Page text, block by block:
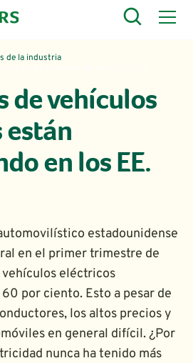
de la industria
de vehículos
están
en los EE.
estadounidense
en el primer trimestre de
eléctricos
por ciento. Esto a pesar de
los altos precios y
en general difícil. ¿Por
nunca ha tenido más